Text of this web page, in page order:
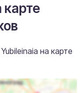
карте
на карте